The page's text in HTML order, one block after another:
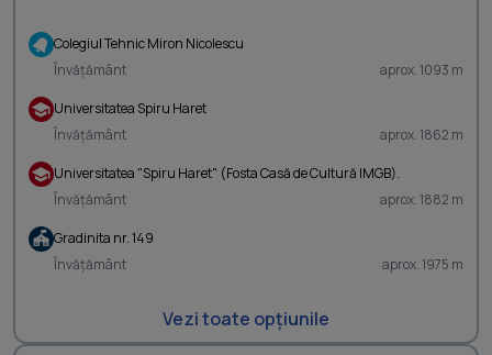
Colegiul Tehnic Miron Nicolescu
Învățământ
aprox. 1093 m
Universitatea Spiru Haret
Învățământ
aprox. 1862 m
Universitatea "Spiru Haret" (Fosta Casă de Cultură IMGB).
Învățământ
aprox. 1882 m
Gradinita nr. 149
Învățământ
aprox. 1975 m
Vezi toate opțiunile